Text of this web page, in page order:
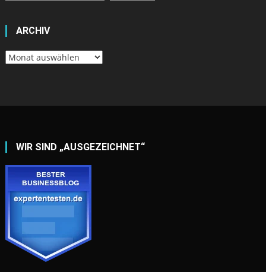
ARCHIV
Archiv
WIR SIND „AUSGEZEICHNET“